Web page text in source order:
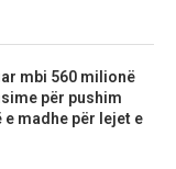
mbi 560 milionë
për pushim
madhe për lejet e